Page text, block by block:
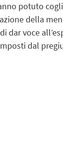
potuto
della
dar voce
dal